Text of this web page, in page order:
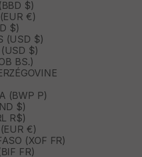
$)
€)
$)
(USD $)
$)
BS.)
(BWP P)
$)
R$)
€)
(XOF FR)
FR)